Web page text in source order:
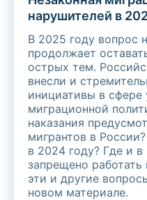
нарушителей в
В 2025 году вопрос
продолжает
острых тем.
внесли и
инициативы в сфере
миграционной
наказания
мигрантов в
в 2024 году? Где и в
запрещено
эти и другие
новом материале.